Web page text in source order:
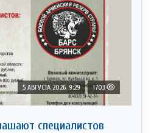
5 АВГУСТА 2026, 9:29 1703
cпециaлистoв